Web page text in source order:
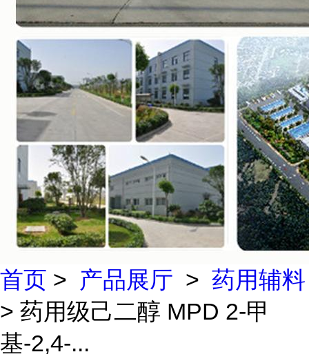
首页 > 产品展厅 > 药用辅料
> 药用级己二醇 MPD 2-甲
基-2,4-...